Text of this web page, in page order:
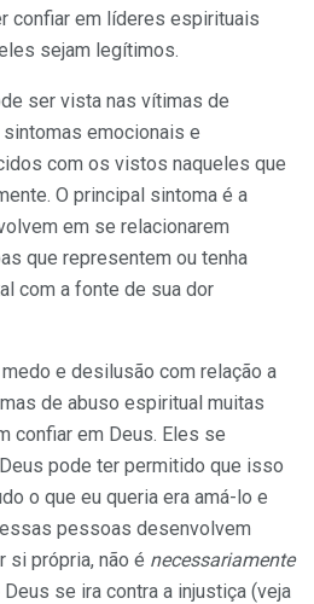
confiar em líderes espirituais
sejam legítimos.
ser vista nas vítimas de
emocionais e
com os vistos naqueles que
O principal sintoma é a
em se relacionarem
que representem ou tenha
com a fonte de sua dor
e desilusão com relação a
de abuso espiritual muitas
confiar em Deus. Eles se
pode ter permitido que isso
o que eu queria era amá-lo e
pessoas desenvolvem
si própria, não é necessariamente
se ira contra a injustiça (veja